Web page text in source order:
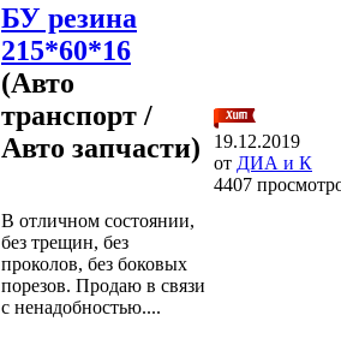
БУ резина
215*60*16
(Авто
транспорт /
Авто запчасти)
В отличном состоянии,
без трещин, без
проколов, без боковых
порезов. Продаю в связи
с ненадобностью....
19.12.2019
от ДИА и К
4407